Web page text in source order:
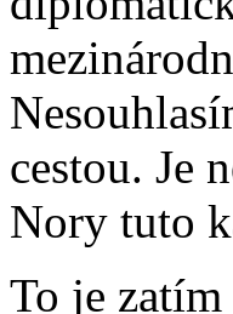
cestou. Je
Nory tuto
To je